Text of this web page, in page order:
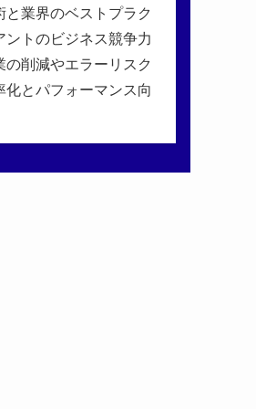
業界のベストプラク
トのビジネス競争力
削減やエラーリスク
とパフォーマンス向